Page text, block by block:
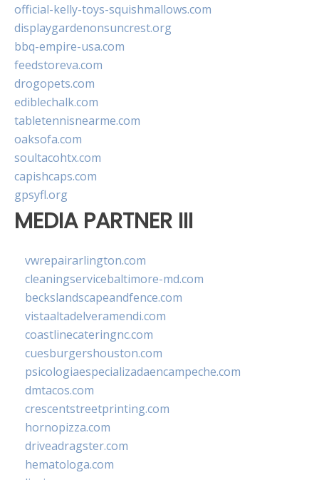
official-kelly-toys-squishmallows.com
displaygardenonsuncrest.org
bbq-empire-usa.com
feedstoreva.com
drogopets.com
ediblechalk.com
tabletennisnearme.com
oaksofa.com
soultacohtx.com
capishcaps.com
gpsyfl.org
MEDIA PARTNER III
vwrepairarlington.com
cleaningservicebaltimore-md.com
beckslandscapeandfence.com
vistaaltadelveramendi.com
coastlinecateringnc.com
cuesburgershouston.com
psicologiaespecializadaencampeche.com
dmtacos.com
crescentstreetprinting.com
hornopizza.com
driveadragster.com
hematologa.com